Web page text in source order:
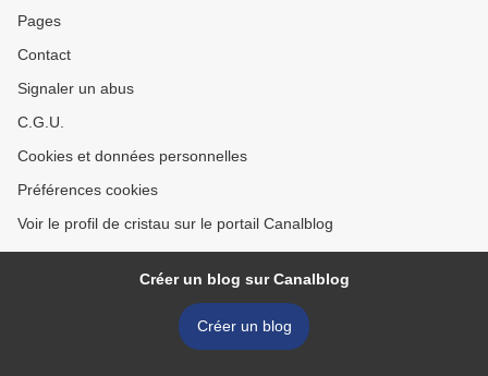
Pages
Contact
Signaler un abus
C.G.U.
Cookies et données personnelles
Préférences cookies
Voir le profil de cristau sur le portail Canalblog
Créer un blog sur Canalblog
Créer un blog